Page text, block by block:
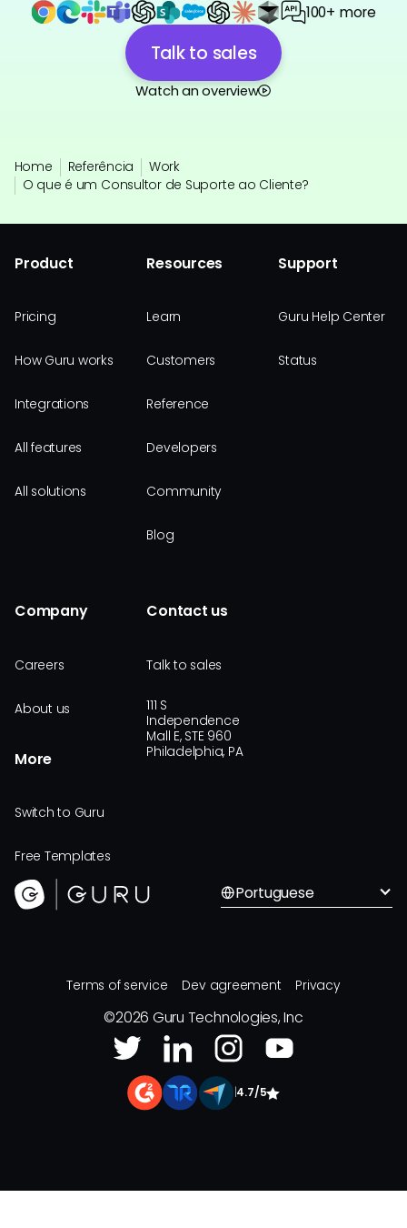
100+ more
Talk to sales
Watch an overview
Home Referência
Work
O que é um Consultor de Suporte ao Cliente?
Product
Pricing
How Guru works
Integrations
All features
All solutions
Resources
Learn
Customers
Reference
Developers
Community
Blog
Support
Guru Help Center
Status
Company
Careers
About us
More
Switch to Guru
Free Templates
Contact us
Talk to sales
111 S
Independence
Mall E, STE 960
Philadelphia, PA
Portuguese
Terms of service Dev agreement Privacy
©2026 Guru Technologies, Inc
4.7/5